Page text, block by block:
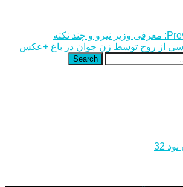
معرفی وزیر نیرو و چند نکته
از روح توسط زن جوان در باغ +عکس
Search
32